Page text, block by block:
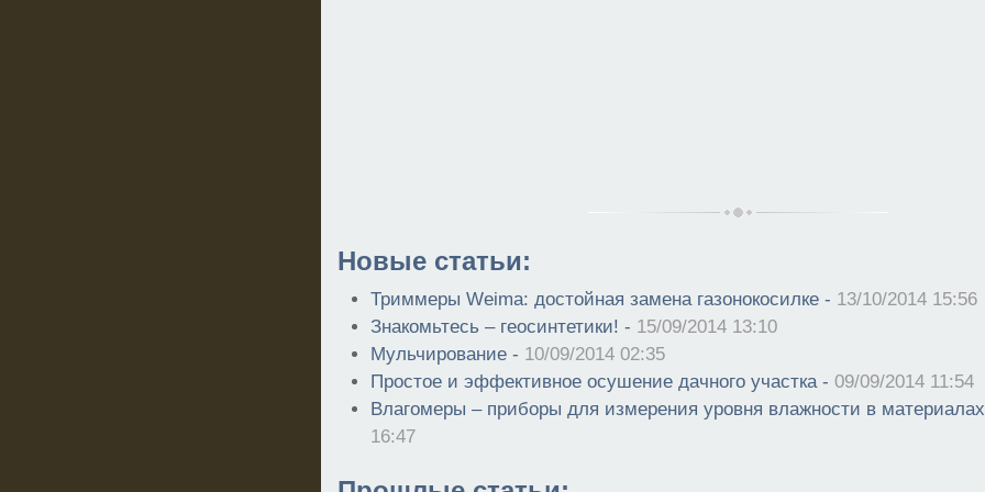
Новые статьи:
Триммеры Weima: достойная замена газонокосилке - 13/10/2014 15:56
Знакомьтесь – геосинтетики! - 15/09/2014 13:10
Мульчирование - 10/09/2014 02:35
Простое и эффективное осушение дачного участка -09/09/2014 11:54
Влагомеры – приборы для измерения уровня влажности в
16:47